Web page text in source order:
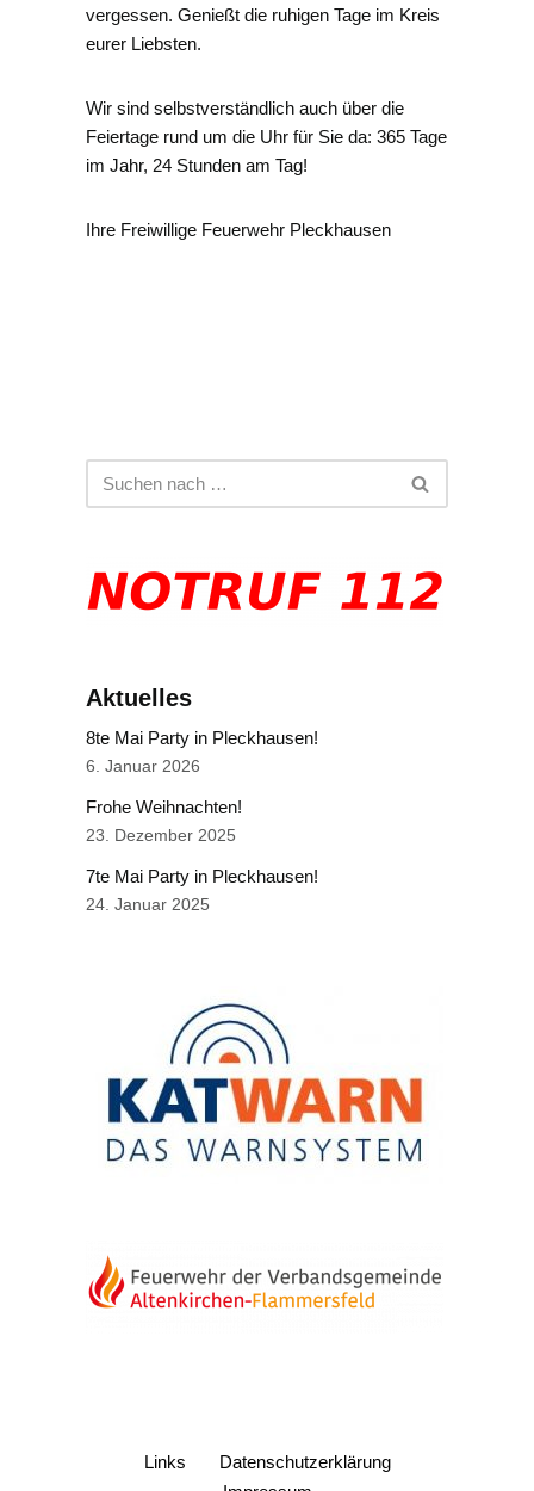
vergessen. Genießt die ruhigen Tage im Kreis
eurer Liebsten.
Wir sind selbstverständlich auch über die
Feiertage rund um die Uhr für Sie da: 365 Tage
im Jahr, 24 Stunden am Tag!
Ihre Freiwillige Feuerwehr Pleckhausen
Aktuelles
8te Mai Party in Pleckhausen!
6. Januar 2026
Frohe Weihnachten!
23. Dezember 2025
7te Mai Party in Pleckhausen!
24. Januar 2025
Links
Datenschutzerklärung